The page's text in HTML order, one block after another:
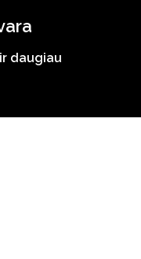
daugiau